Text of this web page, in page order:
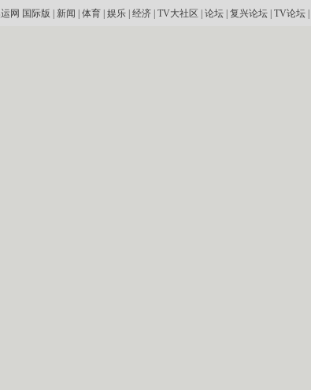
网 国际版 新闻 体育| 娱乐| 经济| TV大社区 论坛| 复兴论坛| TV论坛|